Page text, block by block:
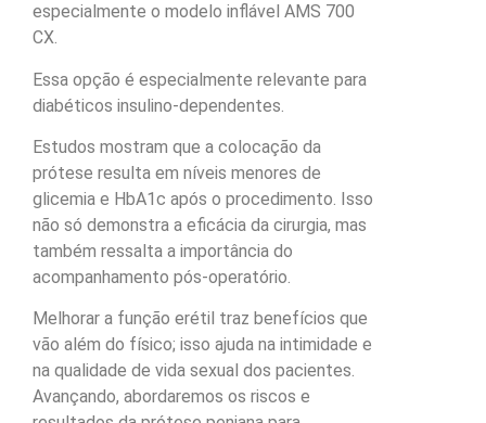
especialmente o modelo inflável AMS 700
CX.
Essa opção é especialmente relevante para
diabéticos insulino-dependentes.
Estudos mostram que a colocação da
prótese resulta em níveis menores de
glicemia e HbA1c após o procedimento. Isso
não só demonstra a eficácia da cirurgia, mas
também ressalta a importância do
acompanhamento pós-operatório.
Melhorar a função erétil traz benefícios que
vão além do físico; isso ajuda na intimidade e
na qualidade de vida sexual dos pacientes.
Avançando, abordaremos os riscos e